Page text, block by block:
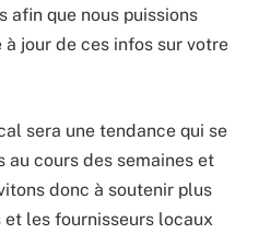
afin que nous puissions
jour de ces infos sur votre
sera une tendance qui se
au cours des semaines et
donc à soutenir plus
les fournisseurs locaux